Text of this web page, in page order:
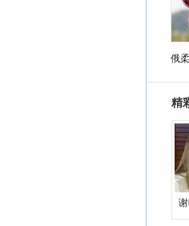
俄
精